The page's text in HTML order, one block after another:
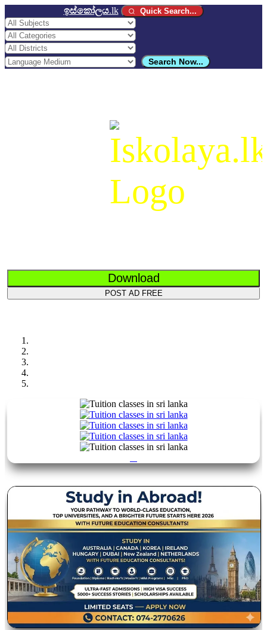
ඉස්කෝලය.lk Quick Search...
Search Now...
Download
POST AD FREE